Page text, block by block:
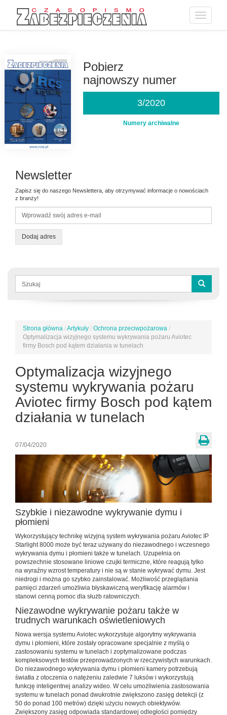
Toggle
Pobierz
najnowszy numer
3/2020
Numery archiwalne
Newsletter
Zapisz się do naszego Newslettera, aby otrzymywać informacje o nowościach
z branży!
Dodaj adres
Formularz
wyszukiwania
Jesteś
tutaj
Strona główna /Artykuły / Ochrona przeciwpożarowa /
Optymalizacja wizyjnego systemu wykrywania pożaru Aviotec
firmy Bosch pod kątem działania w tunelach
Optymalizacja wizyjnego
systemu wykrywania pożaru
Aviotec firmy Bosch pod kątem
działania w tunelach
07/04/2020
Szybkie i niezawodne wykrywanie dymu i
płomieni
Wykorzystujący technikę wizyjną system wykrywania pożaru Aviotec IP
Starlight 8000 może być teraz używany do niezawodnego i wczesnego
wykrywania dymu i płomieni także w tunelach. Uzupełnia on
powszechnie stosowane liniowe czujki termiczne, które reagują tylko
na wyraźny wzrost temperatury i nie są w stanie wykrywać dymu. Jest
niedrogi i można go szybko zainstalować. Możliwość przeglądania
pamięci zdarzeń umożliwia błyskawiczną weryfikację alarmów i
stanowi cenną pomoc dla służb ratowniczych.
Niezawodne wykrywanie pożaru także w
trudnych warunkach oświetleniowych
Nowa wersja systemu Aviotec wykorzystuje algorytmy wykrywania
dymu i płomieni, które zostały opracowane specjalnie z myślą o
zastosowaniu systemu w tunelach i zoptymalizowane podczas
kompleksowych testów przeprowadzonych w rzeczywistych warunkach.
Do niezawodnego wykrywania dymu i płomieni kamery potrzebują
światła z otoczenia o natężeniu zaledwie 7 luksów i wykorzystują
funkcję inteligentnej analizy wideo. W celu umożliwienia zastosowania
systemu w tunelach ponad dwukrotnie zwiększono zasięg detekcji (z
50 do ponad 100 metrów) dzięki użyciu nowych obiektywów.
Zwiększony zasięg odpowiada standardowej odległości pomiędzy